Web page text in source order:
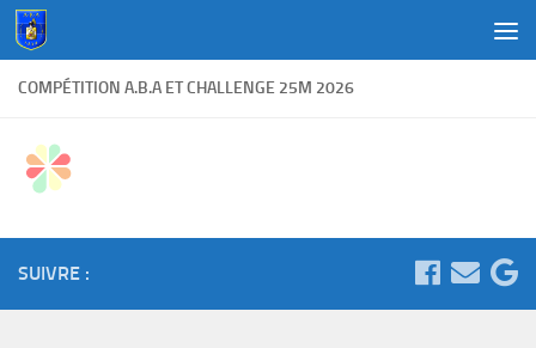
Au dessous du contenu
COMPÉTITION A.B.A ET CHALLENGE 25M 2026
SUIVRE :